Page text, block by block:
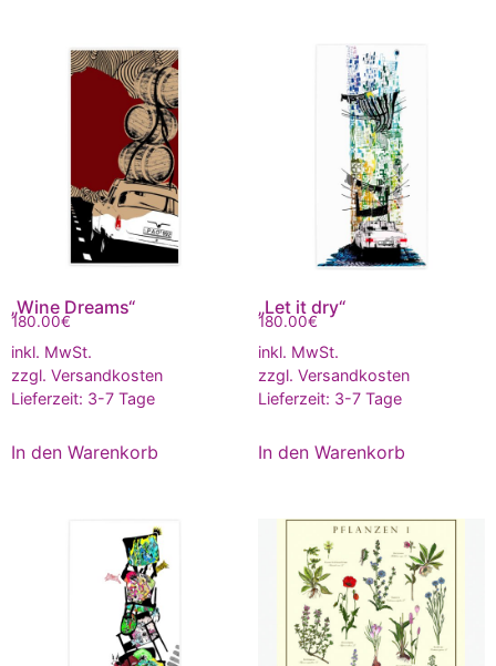
„Wine Dreams“
180.00€
inkl. MwSt.
zzgl. Versandkosten
Lieferzeit: 3-7 Tage
In den Warenkorb
„Let it dry“
180.00€
inkl. MwSt.
zzgl. Versandkosten
Lieferzeit: 3-7 Tage
In den Warenkorb